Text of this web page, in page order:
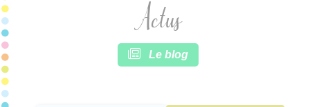
Actus
Le blog